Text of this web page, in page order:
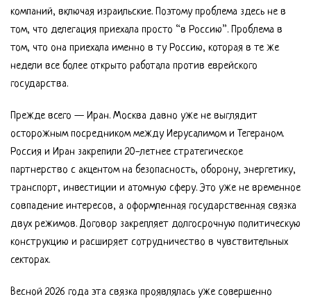
компаний, включая израильские. Поэтому проблема здесь не в
том, что делегация приехала просто “в Россию”. Проблема в
том, что она приехала именно в ту Россию, которая в те же
недели все более открыто работала против еврейского
государства.
Прежде всего — Иран. Москва давно уже не выглядит
осторожным посредником между Иерусалимом и Тегераном.
Россия и Иран закрепили 20-летнее стратегическое
партнерство с акцентом на безопасность, оборону, энергетику,
транспорт, инвестиции и атомную сферу. Это уже не временное
совпадение интересов, а оформленная государственная связка
двух режимов. Договор закрепляет долгосрочную политическую
конструкцию и расширяет сотрудничество в чувствительных
секторах.
Весной 2026 года эта связка проявлялась уже совершенно